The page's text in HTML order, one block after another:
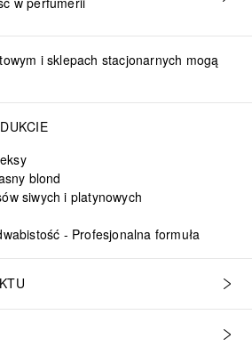
DO KOSZYKA
i sklepach stacjonarnych mogą
blond
siwych i platynowych
- Profesjonalna formuła